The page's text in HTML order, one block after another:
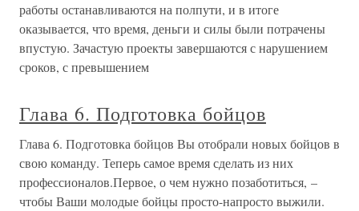
работы останавливаются на полпути, и в итоге
оказывается, что время, деньги и силы были потрачены
впустую. Зачастую проекты завершаются с нарушением
сроков, с превышением
Глава 6. Подготовка бойцов
Глава 6. Подготовка бойцов Вы отобрали новых бойцов в
свою команду. Теперь самое время сделать из них
профессионалов.Первое, о чем нужно позаботиться, –
чтобы Ваши молодые бойцы просто-напросто выжили.